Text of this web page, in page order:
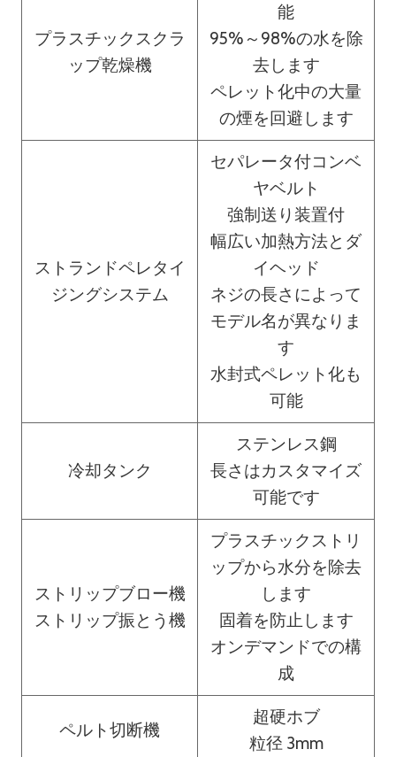
プラスチックスクラ
ップ乾燥機
能
95%～98%の水を除
去します
ペレット化中の大量
の煙を回避します
ストランドペレタイ
ジングシステム
セパレータ付コンベ
ヤベルト
強制送り装置付
幅広い加熱方法とダ
イヘッド
ネジの長さによって
モデル名が異なりま
す
水封式ペレット化も
可能
冷却タンク
ステンレス鋼
長さはカスタマイズ
可能です
ストリップブロー機
ストリップ振とう機
プラスチックストリ
ップから水分を除去
します
固着を防止します
オンデマンドでの構
成
ペルト切断機
超硬ホブ
粒径 3mm